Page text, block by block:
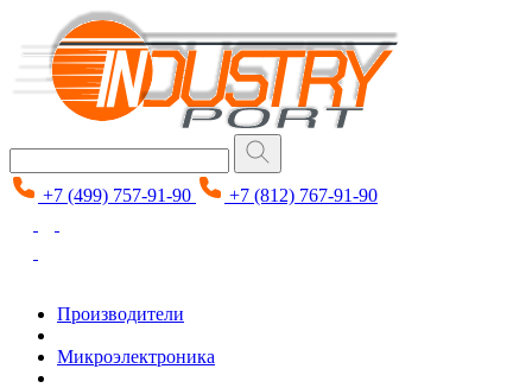
+7 (499) 757-91-90 +7 (812) 767-91-90
Производители
Микроэлектроника